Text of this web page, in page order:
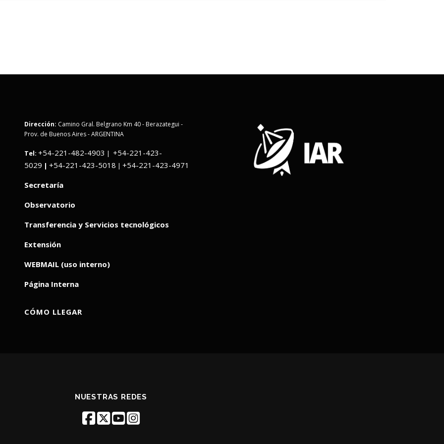
Dirección: Camino Gral. Belgrano Km 40 - Berazategui -
Prov. de Buenos Aires - ARGENTINA
Tel: +54-221-482-4903 | +54-221-423-
5029 | +54-221-423-5018 | +54-221-423-4971
Secretaría
Observatorio
Transferencia y Servicios tecnológicos
Extensión
WEBMAIL (uso interno)
Página Interna
CÓMO LLEGAR
NUESTRAS REDES